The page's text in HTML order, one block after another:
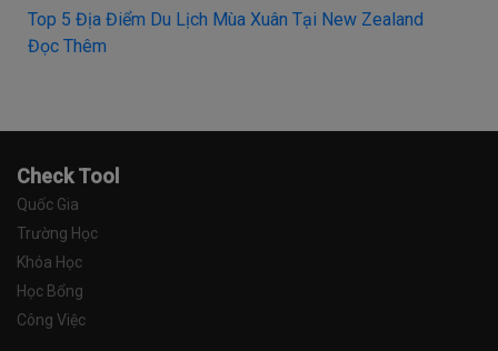
HỌC BỔNG 100% - SP Jain School of Global
Management, Úc
Check Tool
Quốc Gia
Trường Học
Khóa Học
Học Bổng
Công Việc